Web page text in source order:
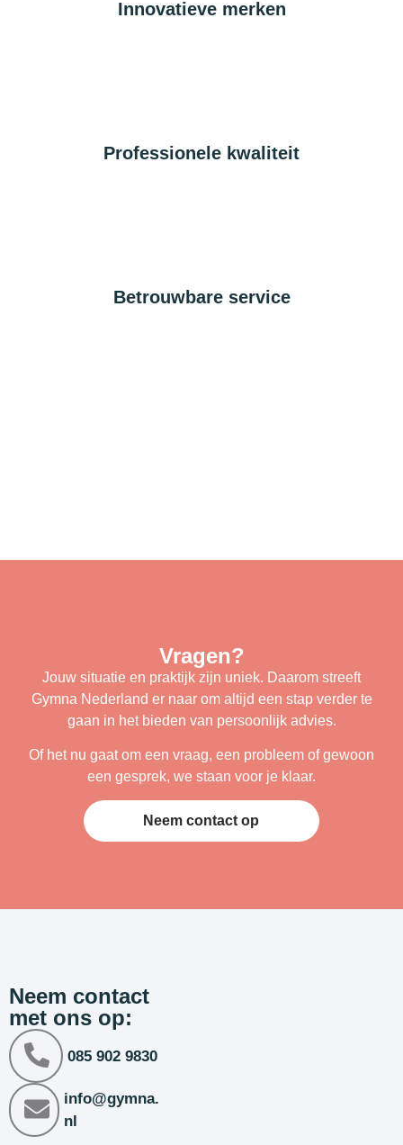
Innovatieve merken
Professionele kwaliteit
Betrouwbare service
Vragen?
Jouw situatie en praktijk zijn uniek. Daarom streeft
Gymna Nederland er naar om altijd een stap verder te
gaan in het bieden van persoonlijk advies.
Of het nu gaat om een vraag, een probleem of gewoon
een gesprek, we staan voor je klaar.
Neem contact op
Neem contact
met ons op:
085 902 9830
info@gymna.
nl